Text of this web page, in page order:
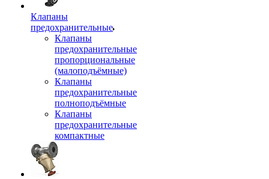
Клапаны
предохранительные
Клапаны
предохранительные
пропорциональные
(малоподъёмные)
Клапаны
предохранительные
полноподъёмные
Клапаны
предохранительные
компактные